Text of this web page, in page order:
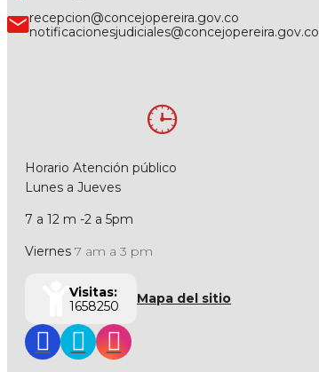
recepcion@concejopereira.gov.co
notificacionesjudiciales@concejopereira.gov.co
Horario Atención público
Lunes a Jueves
7 a 12 m -2 a 5pm
Viernes 7 am a 3 pm
Visitas:
1658250
Mapa del sitio